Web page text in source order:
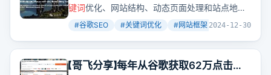
键词优化、网站结构、动态页面处理和站点地
图。这不仅仅是提升排名，更是增加网站的可见
#谷歌SEO #关键词优化 #网站框架 +2
2024-12-30
【哥飞分享】每年从谷歌获取62万点击：